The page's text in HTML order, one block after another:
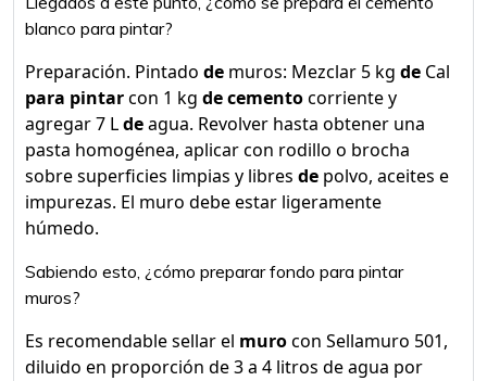
blanco para pintar?
Preparación. Pintado de muros: Mezclar 5 kg de Cal
para pintarcon 1 kg de cementocorriente y
agregar 7 Ldeagua. Revolver hasta obtener una
pasta homogénea, aplicar con rodillo o brocha
sobre superficies limpias y libres de polvo, aceites e
impurezas. El muro debe estar ligeramente
húmedo.
Sabiendo esto, ¿cómo preparar fondo para pintar
muros?
Es recomendable sellar el murocon Sellamuro 501,
diluido en proporción de 3 a 4 litros de agua por